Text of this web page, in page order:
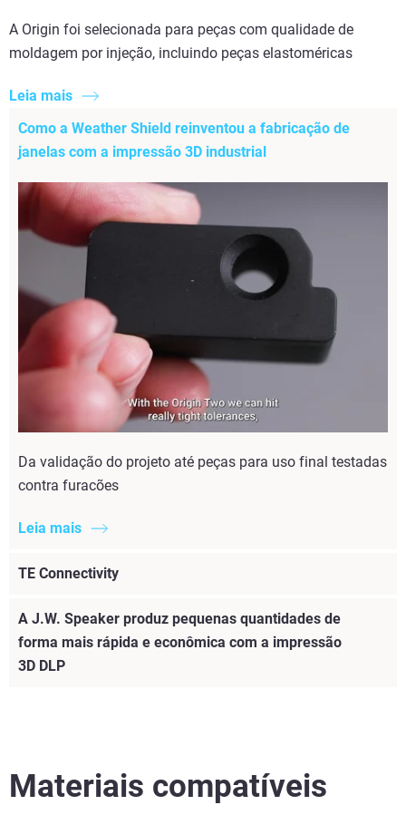
A Origin foi selecionada para peças com qualidade de
moldagem por injeção, incluindo peças elastoméricas
Leia mais
Como a Weather Shield reinventou a fabricação de
janelas com a impressão 3D industrial
Da validação do projeto até peças para uso final testadas
contra furacões
Leia mais
TE Connectivity
A J.W. Speaker produz pequenas quantidades de
forma mais rápida e econômica com a impressão
3D DLP
Materiais compatíveis